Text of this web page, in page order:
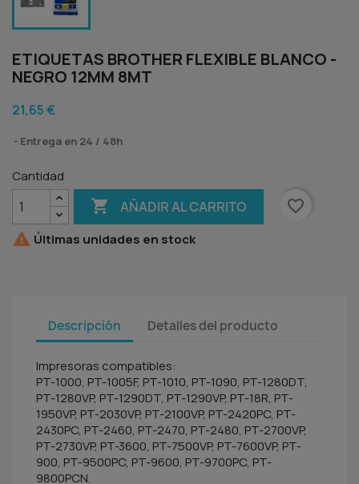
ETIQUETAS BROTHER FLEXIBLE BLANCO -
NEGRO 12MM 8MT
21,65 €
Entrega en 24 / 48h
Cantidad
 AÑADIR AL CARRITO
favorite_border
 Últimas unidades en stock
Descripción Detalles del producto
Impresoras compatibles:
PT-1000, PT-1005F, PT-1010, PT-1090, PT-1280DT,
PT-1280VP, PT-1290DT, PT-1290VP, PT-18R, PT-
1950VP, PT-2030VP, PT-2100VP, PT-2420PC, PT-
2430PC, PT-2460, PT-2470, PT-2480, PT-2700VP,
PT-2730VP, PT-3600, PT-7500VP, PT-7600VP, PT-
900, PT-9500PC, PT-9600, PT-9700PC, PT-
9800PCN.